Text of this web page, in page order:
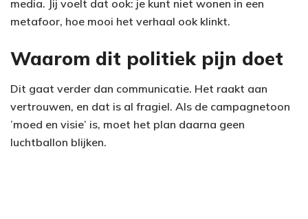
media. Jij voelt dat ook: je kunt niet wonen in een
metafoor, hoe mooi het verhaal ook klinkt.
Waarom dit politiek pijn doet
Dit gaat verder dan communicatie. Het raakt aan
vertrouwen, en dat is al fragiel. Als de campagnetoon
’moed en visie’ is, moet het plan daarna geen
luchtballon blijken.